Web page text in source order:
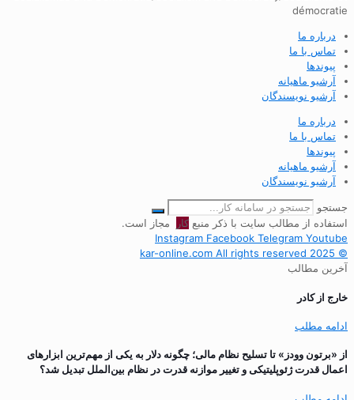
démocratie
درباره ما
تماس با ما
پیوندها
آرشیو ماهیانه
آرشیو نویسندگان
درباره ما
تماس با ما
پیوندها
آرشیو ماهیانه
آرشیو نویسندگان
جستجو
استفاده از مطالب سایت با ذکر منبعکار
مجاز است.
Instagram Facebook Telegram Youtube
© 2025 kar-online.com All rights reserved
آخرین مطالب
خارج از کادر
ادامه مطلب
از «برتون وودز» تا تسلیح نظام مالی؛ چگونه دلار به یکی از مهم‌ترین ابزارهای
اعمال قدرت ژئوپلیتیکی و تغییر موازنه قدرت در نظام بین‌الملل تبدیل شد؟